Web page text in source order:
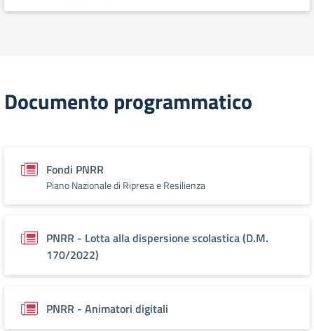
Documento programmatico
Fondi PNRR
Piano Nazionale di Ripresa e Resilienza
PNRR - Lotta alla dispersione scolastica (D.M.
170/2022)
PNRR - Animatori digitali